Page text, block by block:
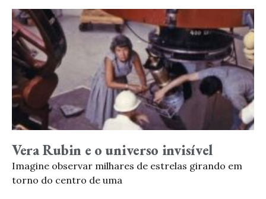
Vera Rubin e o universo invisível
Imagine observar milhares de estrelas girando em
torno do centro de uma